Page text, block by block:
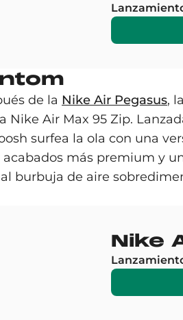
de la Nike Air Pegasus, la
Air Max 95 Zip.
surfea la ola con una
más premium y
burbuja de aire
Nike